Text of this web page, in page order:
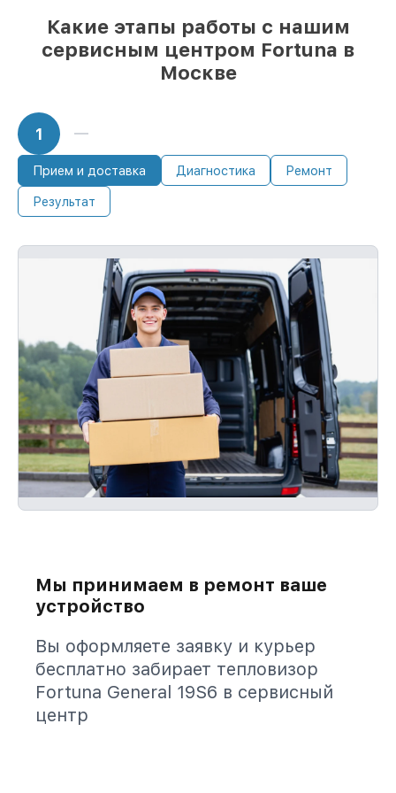
Какие этапы работы с нашим
сервисным центром Fortuna в
Москве
1
Прием и доставка Диагностика Ремонт
Результат
Мы принимаем в ремонт ваше
устройство
Вы оформляете заявку и курьер
бесплатно забирает тепловизор
Fortuna General 19S6 в сервисный
центр